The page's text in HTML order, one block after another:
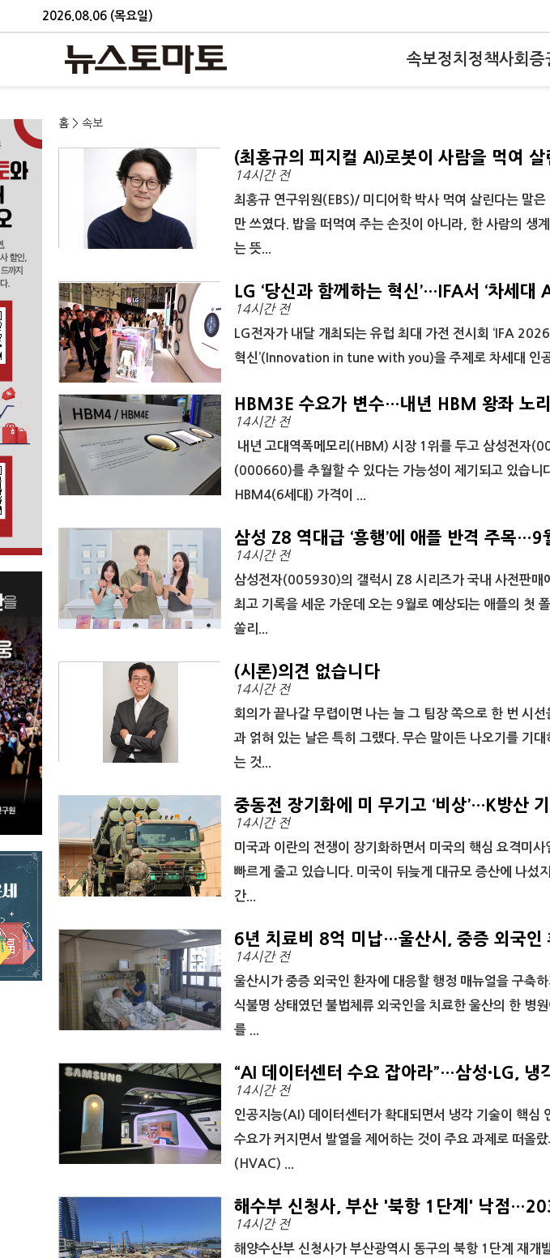
2026.08.06 (목요일)
속보정치 정책사회 증
홈 > 속보
(최홍규의 피지컬 AI)로봇이 사람을 먹여 살
여야 할지는 모른다
14시간 전
최홍규 연구위원(EBS)/ 미디어학 박사 먹여 살린다는 말은
만 쓰였다. 밥을 떠먹여 주는 손짓이 아니라, 한 사람의 생
는 뜻...
LG ‘당신과 함께하는 혁신’…IFA서 ‘차세대
14시간 전
LG전자가 내달 개최되는 유럽 최대 가전 전시회 ‘IFA
혁신’(Innovation in tune with you)을 주제로 차세대 인
HBM3E 수요가 변수…내년 HBM 왕좌 노
14시간 전
내년 고대역폭메모리(HBM) 시장 1위를 두고 삼성전자
(000660)를 추월할 수 있다는 가능성이 제기되고 있습니
HBM4(6세대) 가격이 ...
삼성 Z8 역대급 ‘흥행’에 애플 반격 주목…9
14시간 전
삼성전자(005930)의 갤럭시 Z8 시리즈가 국내 사전판매
최고 기록을 세운 가운데 오는 9월로 예상되는 애플의 첫
쏠리...
(시론)의견 없습니다
14시간 전
회의가 끝나갈 무렵이면 나는 늘 그 팀장 쪽으로 한 번 시
과 얽혀 있는 날은 특히 그랬다. 무슨 말이든 나오기를 기
는 것...
중동전 장기화에 미 무기고 ‘비상’…K방산 기
14시간 전
미국과 이란의 전쟁이 장기화하면서 미국의 핵심 요격미
빠르게 줄고 있습니다. 미국이 뒤늦게 대규모 증산에 나섰
간...
6년 치료비 8억 미납…울산시, 중증 외국인
든다
14시간 전
울산시가 중증 외국인 환자에 대응할 행정 매뉴얼을 구축
식불명 상태였던 불법체류 외국인을 치료한 울산의 한 병
를 ...
“AI 데이터센터 수요 잡아라”…삼성·LG, 냉
14시간 전
인공지능(AI) 데이터센터가 확대되면서 냉각 기술이 핵심
수요가 커지면서 발열을 제어하는 것이 주요 과제로 떠올
(HVAC) ...
해수부 신청사, 부산 '북항 1단계' 낙점
14시간 전
해양수산부 신청사가 부산광역시 동구의 북항 1단계 재개